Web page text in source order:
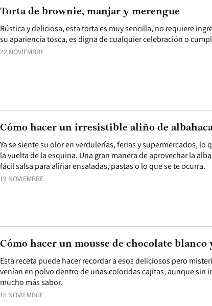
22 NOVIEMBRE
Rústica y deliciosa, esta torta es muy sencilla, no requiere
su apariencia tosca, es digna de cualquier celebración o
Torta de brownie, manjar y merengue
19 NOVIEMBRE
Ya se siente su olor en verdulerías, ferias y supermercados, lo
la vuelta de la esquina. Una gran manera de aprovechar la
fácil salsa para aliñar ensaladas, pastas o lo que se te ocurra.
Cómo hacer un irresistible aliño de
15 NOVIEMBRE
Esta receta puede hacer recordar a esos deliciosos pero
venían en polvo dentro de unas coloridas cajitas, aunque sin
mucho más sabor.
Cómo hacer un mousse de chocolate blanco